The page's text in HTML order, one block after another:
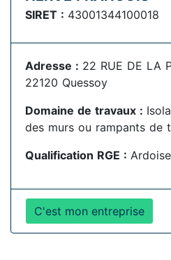
SIRET : 43001344100018
Adresse : 22 RUE DE LA
22120 Quessoy
Domaine de travaux :
des murs ou rampants de
Qualification RGE :
C'est mon entreprise